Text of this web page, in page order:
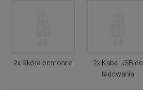
2x Skóra ochronna
2x Kabel USB do
ładowania